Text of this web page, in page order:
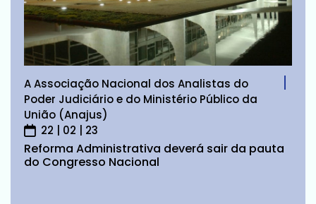
A Associação Nacional dos Analistas do
Poder Judiciário e do Ministério Público da
União (Anajus)
22 | 02 | 23
Reforma Administrativa deverá sair da pauta
do Congresso Nacional